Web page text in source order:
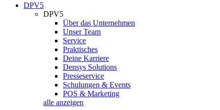
DPV5
DPV5
Über das Unternehmen
Unser Team
Service
Praktisches
Deine Karriere
Densys Solutions
Presseservice
Schulungen & Events
POS & Marketing
alle anzeigen